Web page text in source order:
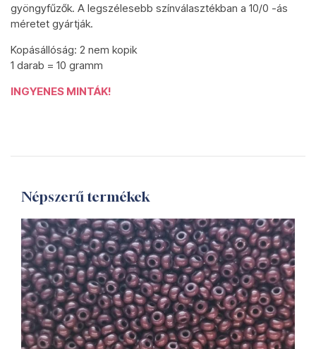
gyöngyfűzők. A legszélesebb színválasztékban a 10/0 -ás
méretet gyártják.
Kopásállóság: 2 nem kopik
1 darab = 10 gramm
INGYENES MINTÁK!
Népszerű termékek